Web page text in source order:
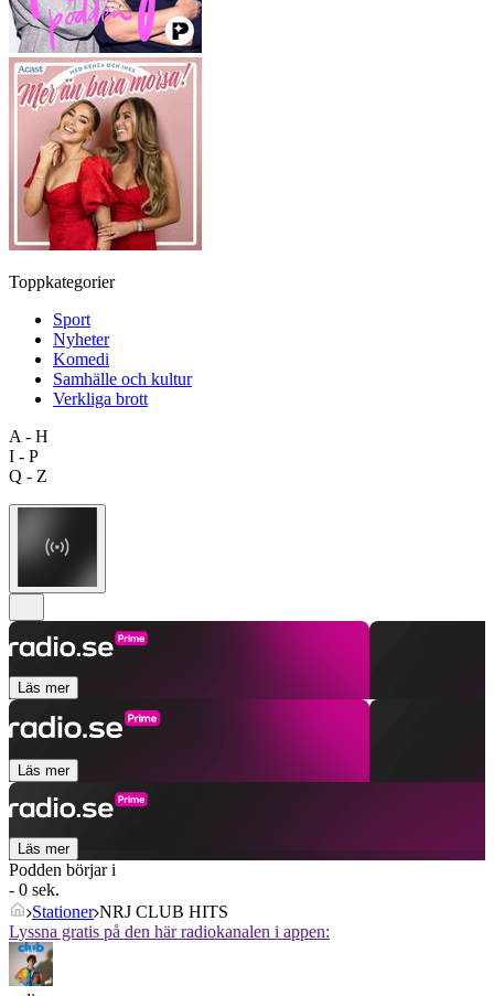
Toppkategorier
Sport
Nyheter
Komedi
Samhälle och kultur
Verkliga brott
A - H
I - P
Q - Z
Läs mer
Läs mer
Läs mer
Podden börjar i
- 0 sek.
Stationer NRJ CLUB HITS
Lyssna gratis på den här radiokanalen i appen: